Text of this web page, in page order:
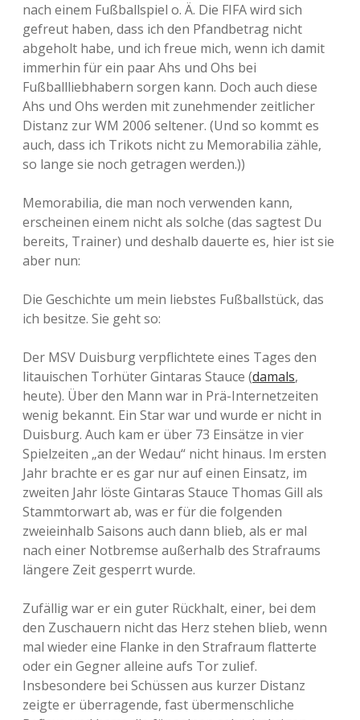
nach einem Fußballspiel o. Ä. Die FIFA wird sich
gefreut haben, dass ich den Pfandbetrag nicht
abgeholt habe, und ich freue mich, wenn ich damit
immerhin für ein paar Ahs und Ohs bei
Fußballliebhabern sorgen kann. Doch auch diese
Ahs und Ohs werden mit zunehmender zeitlicher
Distanz zur WM 2006 seltener. (Und so kommt es
auch, dass ich Trikots nicht zu Memorabilia zähle,
so lange sie noch getragen werden.))
Memorabilia, die man noch verwenden kann,
erscheinen einem nicht als solche (das sagtest Du
bereits, Trainer) und deshalb dauerte es, hier ist sie
aber nun:
Die Geschichte um mein liebstes Fußballstück, das
ich besitze. Sie geht so:
Der MSV Duisburg verpflichtete eines Tages den
litauischen Torhüter Gintaras Stauce (damals,
heute). Über den Mann war in Prä-Internetzeiten
wenig bekannt. Ein Star war und wurde er nicht in
Duisburg. Auch kam er über 73 Einsätze in vier
Spielzeiten „an der Wedau“ nicht hinaus. Im ersten
Jahr brachte er es gar nur auf einen Einsatz, im
zweiten Jahr löste Gintaras Stauce Thomas Gill als
Stammtorwart ab, was er für die folgenden
zweieinhalb Saisons auch dann blieb, als er mal
nach einer Notbremse außerhalb des Strafraums
längere Zeit gesperrt wurde.
Zufällig war er ein guter Rückhalt, einer, bei dem
den Zuschauern nicht das Herz stehen blieb, wenn
mal wieder eine Flanke in den Strafraum flatterte
oder ein Gegner alleine aufs Tor zulief.
Insbesondere bei Schüssen aus kurzer Distanz
zeigte er überragende, fast übermenschliche